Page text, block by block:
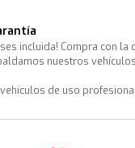
incluida! Compra con la
nuestros
de uso